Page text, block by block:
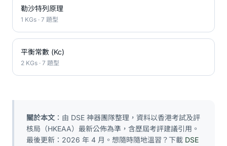
勒沙特列原理
1 KGs · 7 題型
平衡常數 (Kc)
2 KGs · 7 題型
關於本文 ：由 DSE 神器團隊整理，資料以香港考試及評
核局（HKEAA）最新公佈為準，含歷屆考評建議引用。
最後更新：2026 年 4 月。想隨時隨地溫習？下載 DSE